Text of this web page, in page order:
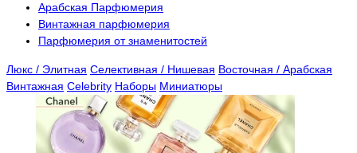
Арабская Парфюмерия
Винтажная парфюмерия
Парфюмерия от знаменитостей
Люкс / Элитная Селективная / Нишевая Восточная / Арабская
Винтажная Celebrity Наборы Миниатюры